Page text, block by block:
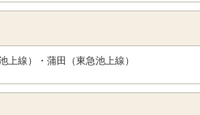
上線）・蒲田（東急池上線）